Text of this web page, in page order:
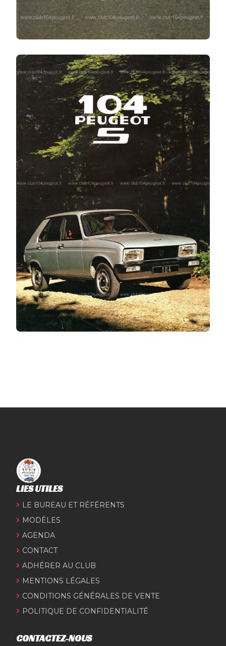
LIES UTILES
LE BUREAU ET RÉFÉRENTS
MODÈLES
AGENDA
CONTACT
ADHÉRER AU CLUB
MENTIONS LÉGALES
CONDITIONS GÉNÉRALES DE VENTE
POLITIQUE DE CONFIDENTIALITÉ
CONTACTEZ-NOUS